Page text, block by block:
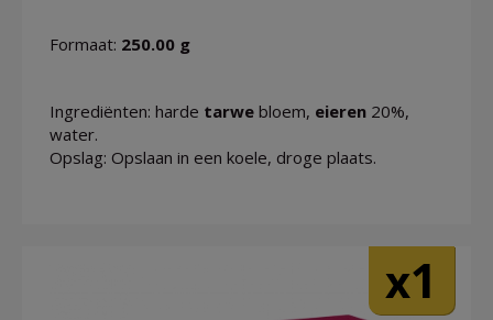
Formaat: 250.00 g
Ingrediënten: harde tarwe bloem, eieren 20%,
water.
Opslag: Opslaan in een koele, droge plaats.
x1